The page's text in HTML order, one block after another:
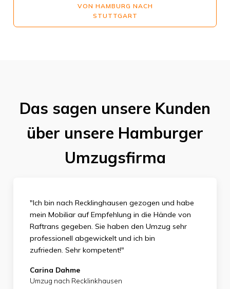
VON HAMBURG NACH
STUTTGART
Das sagen unsere Kunden
über unsere Hamburger
Umzugsfirma
"Ich bin nach Recklinghausen gezogen und habe
mein Mobiliar auf Empfehlung in die Hände von
Raftrans gegeben. Sie haben den Umzug sehr
professionell abgewickelt und ich bin
zufrieden. Sehr kompetent!"
Carina Dahme
Umzug nach Recklinkhausen